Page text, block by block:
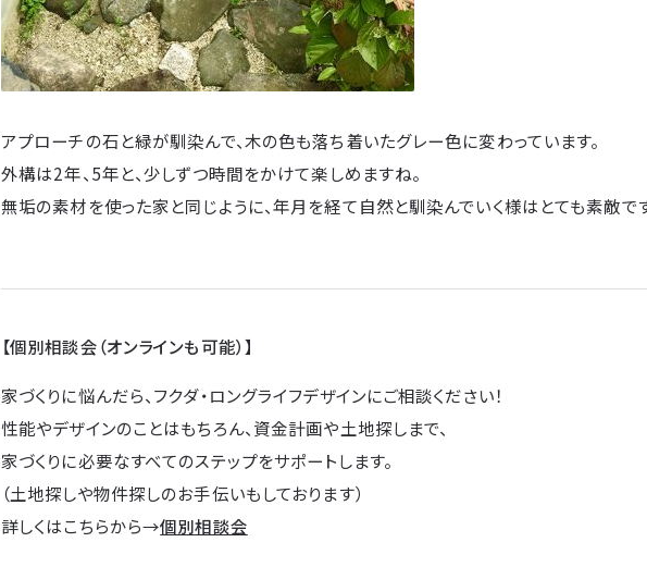
アプローチの石と緑が馴染んで、木の色も落ち着いたグレー色に変わっています。
外構は2年、5年と、少しずつ時間をかけて楽しめますね。
無垢の素材を使った家と同じように、年月を経て自然と馴染んでいく様はとても素敵で
【個別相談会（オンラインも可能）】
家づくりに悩んだら、フクダ・ロングライフデザインにご相談ください！
性能やデザインのことはもちろん、資金計画や土地探しまで、
家づくりに必要なすべてのステップをサポートします。
（土地探しや物件探しのお手伝いもしております）
詳しくはこちらから→個別相談会